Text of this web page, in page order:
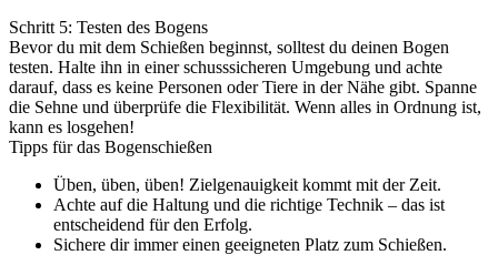
Schritt 5: Testen des Bogens
Bevor du mit dem Schießen beginnst, solltest du deinen Bogen
testen. Halte ihn in einer schusssicheren Umgebung und achte
darauf, dass es keine Personen oder Tiere in der Nähe gibt. Spanne
die Sehne und überprüfe die Flexibilität. Wenn alles in Ordnung ist,
kann es losgehen!
Tipps für das Bogenschießen
Üben, üben, üben! Zielgenauigkeit kommt mit der Zeit.
Achte auf die Haltung und die richtige Technik – das ist
entscheidend für den Erfolg.
Sichere dir immer einen geeigneten Platz zum Schießen.